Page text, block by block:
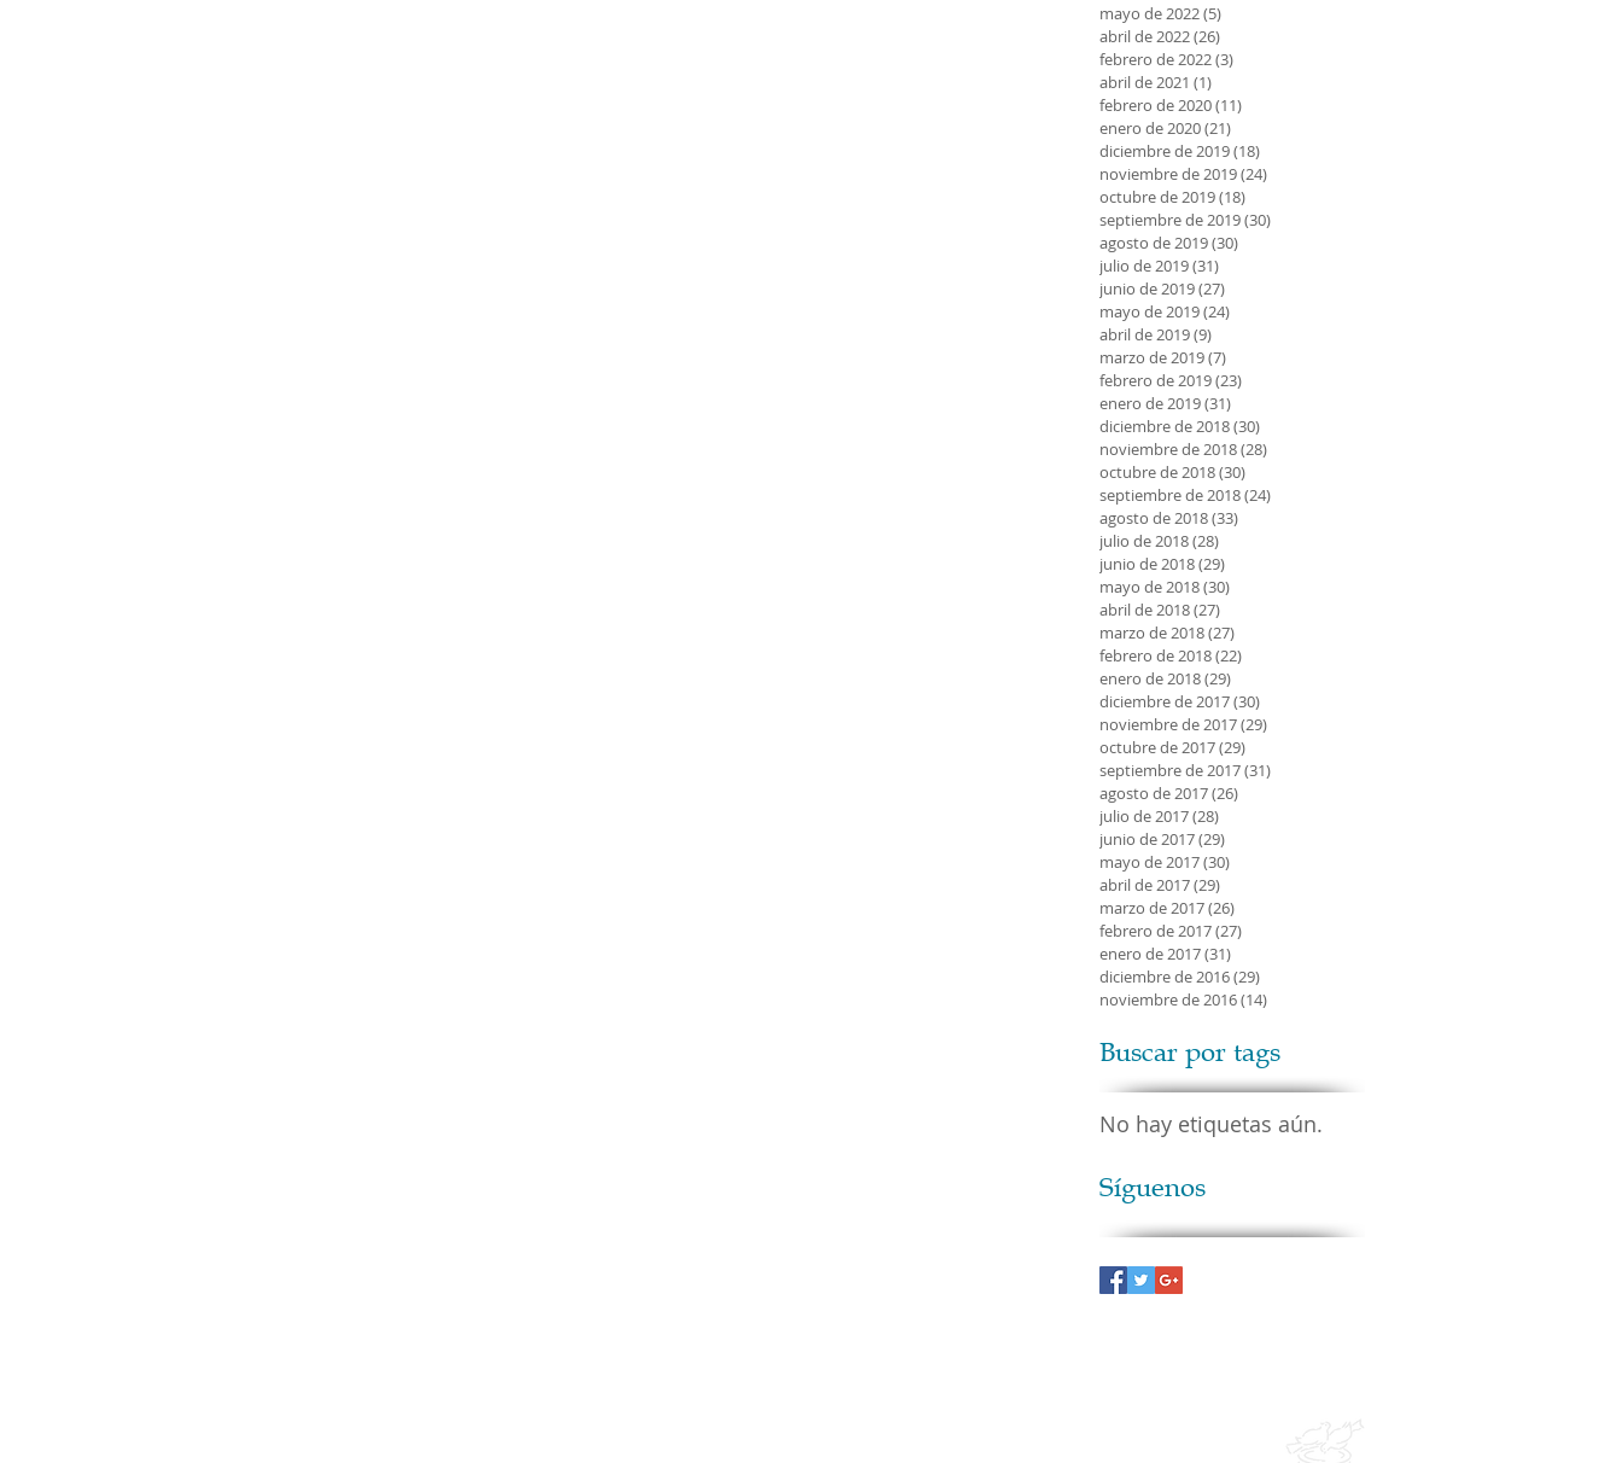
mayo de 2022(5)
abril de 2022(26)
febrero de 2022(3)
abril de 2021 (1)
febrero de 2020(11)
enero de 2020(21)
diciembre de 2019(18)
noviembre de 2019(24)
octubre de 2019(18)
septiembre de 2019(30)
agosto de 2019(30)
julio de 2019(31)
junio de 2019(27)
mayo de 2019(24)
abril de 2019(9)
marzo de 2019(7)
febrero de 2019(23)
enero de 2019(31)
diciembre de 2018(30)
noviembre de 2018(28)
octubre de 2018(30)
septiembre de 2018(24)
agosto de 2018(33)
julio de 2018(28)
junio de 2018(29)
mayo de 2018(30)
abril de 2018(27)
marzo de 2018(27)
febrero de 2018(22)
enero de 2018(29)
diciembre de 2017(30)
noviembre de 2017(29)
octubre de 2017(29)
septiembre de 2017(31)
agosto de 2017(26)
julio de 2017(28)
junio de 2017(29)
mayo de 2017(30)
abril de 2017(29)
marzo de 2017(26)
febrero de 2017(27)
enero de 2017(31)
diciembre de 2016(29)
noviembre de 2016(14)
Buscar por tags
No hay etiquetas aún.
Síguenos